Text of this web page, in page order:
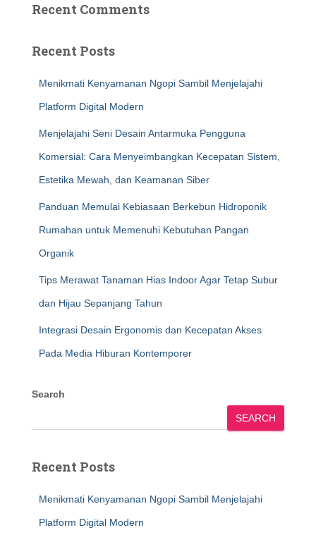
Recent Comments
Recent Posts
Menikmati Kenyamanan Ngopi Sambil Menjelajahi
Platform Digital Modern
Menjelajahi Seni Desain Antarmuka Pengguna
Komersial: Cara Menyeimbangkan Kecepatan Sistem,
Estetika Mewah, dan Keamanan Siber
Panduan Memulai Kebiasaan Berkebun Hidroponik
Rumahan untuk Memenuhi Kebutuhan Pangan
Organik
Tips Merawat Tanaman Hias Indoor Agar Tetap Subur
dan Hijau Sepanjang Tahun
Integrasi Desain Ergonomis dan Kecepatan Akses
Pada Media Hiburan Kontemporer
Search
SEARCH
Recent Posts
Menikmati Kenyamanan Ngopi Sambil Menjelajahi
Platform Digital Modern